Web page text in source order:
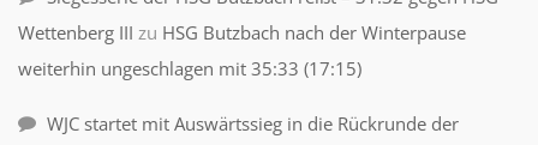
Wettenberg III zu HSG Butzbach nach der Winterpause
weiterhin ungeschlagen mit 35:33 (17:15)
WJC startet mit Auswärtssieg in die Rückrunde der